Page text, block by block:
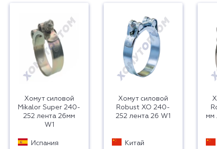
Хомут силовой
Mikalor Super 240-
252 лента 26мм
W1
Испания
Хомут силовой
Robust ХО 240-
252 лента 26 W1
Китай
мм